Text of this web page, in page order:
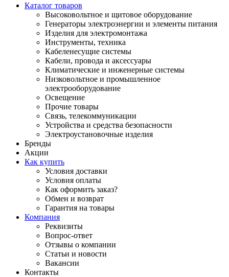
Каталог товаров
Высоковольтное и щитовое оборудование
Генераторы электроэнергии и элементы питания
Изделия для электромонтажа
Инструменты, техника
Кабеленесущие системы
Кабели, провода и аксессуары
Климатические и инженерные системы
Низковольтное и промышленное
электрооборудование
Освещение
Прочие товары
Связь, телекоммуникации
Устройства и средства безопасности
Электроустановочные изделия
Бренды
Акции
Как купить
Условия доставки
Условия оплаты
Как оформить заказ?
Обмен и возврат
Гарантия на товары
Компания
Реквизиты
Вопрос-ответ
Отзывы о компании
Статьи и новости
Вакансии
Контакты